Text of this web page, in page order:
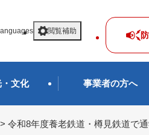
閲覧補助
文化 事業者の方へ
> 令和8年度養老鉄道・樽見鉄道で